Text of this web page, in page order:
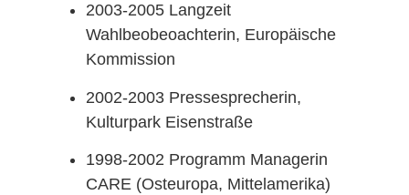
2003-2005 Langzeit
Wahlbeobeoachterin, Europäische
Kommission
2002-2003 Pressesprecherin,
Kulturpark Eisenstraße
1998-2002 Programm Managerin
CARE (Osteuropa, Mittelamerika)